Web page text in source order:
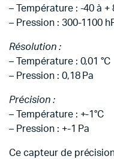
– Température : -40 à +
– Pression : 300-1100
Résolution :
– Température : 0,01 °C
– Pression : 0,18 Pa
Précision :
– Température : +-1°C
– Pression : +-1 Pa
Ce capteur de